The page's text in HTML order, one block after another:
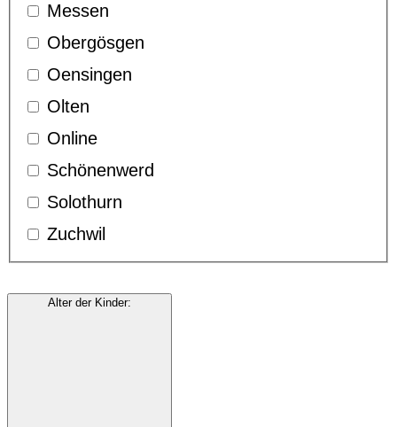
Messen
Obergösgen
Oensingen
Olten
Online
Schönenwerd
Solothurn
Zuchwil
Alter der Kinder: